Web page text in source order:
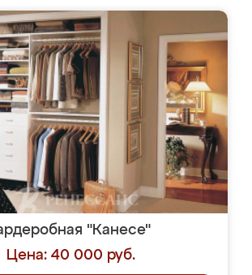
"Канесе"
Цена: 40 000 руб.